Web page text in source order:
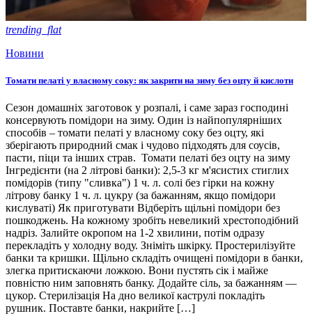
trending_flat
Новини
Томати пелаті у власному соку: як закрити на зиму без оцту й кислоти
Сезон домашніх заготовок у розпалі, і саме зараз господині
консервують помідори на зиму. Один із найпопулярніших
способів – томати пелаті у власному соку без оцту, які
зберігають природний смак і чудово підходять для соусів,
пасти, піци та інших страв. Томати пелаті без оцту на зиму
Інгредієнти (на 2 літрові банки): 2,5-3 кг м'ясистих стиглих
помідорів (типу "сливка") 1 ч. л. солі без гірки на кожну
літрову банку 1 ч. л. цукру (за бажанням, якщо помідори
кислуваті) Як приготувати Відберіть щільні помідори без
пошкоджень. На кожному зробіть невеликий хрестоподібний
надріз. Залийте окропом на 1-2 хвилини, потім одразу
перекладіть у холодну воду. Зніміть шкірку. Простерилізуйте
банки та кришки. Щільно складіть очищені помідори в банки,
злегка притискаючи ложкою. Вони пустять сік і майже
повністю ним заповнять банку. Додайте сіль, за бажанням —
цукор. Стерилізація На дно великої каструлі покладіть
рушник. Поставте банки, накрийте […]